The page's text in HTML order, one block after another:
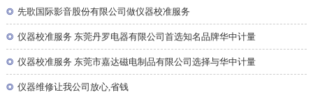
◎ 先歌国际影音股份有限公司做仪器校准服务
◎ 仪器校准服务 东莞丹罗电器有限公司首选知名品牌华中计量
◎ 仪器校准服务 东莞市嘉达磁电制品有限公司选择与华中计量
◎ 仪器维修让我公司放心,省钱